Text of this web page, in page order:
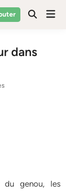
dans
du genou, les